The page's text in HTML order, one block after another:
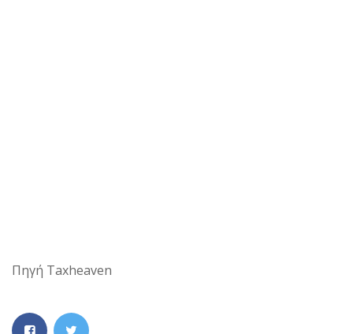
Πηγή Taxheaven